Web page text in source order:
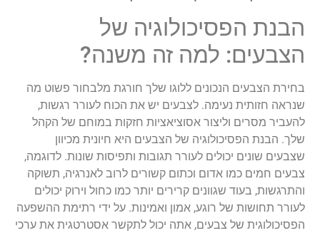
הבנת הפסיכולוגיה של
הצבעים: למה זה משנה?
בחירת הצבעים הנכונים ללוגו שלך חורגת מלבחור פשוט מה
שנראה חזותית נעימה. לצבעים יש את הכוח לעורר רגשות,
להעביר מסרים וליצור אסוציאציות חזקות במוחם של הקהל
שלך. הבנת הפסיכולוגיה של הצבעים היא חיונית מכיוון
שצבעים שונים יכולים לעורר תגובות ותפיסות שונות. לדוגמה,
צבעים חמים כמו אדום וכתום קשורים לרוב לאנרגיה, תשוקה
והתרגשות, בעוד שגוונים קרירים יותר כמו כחול וירוק יכולים
לעורר תחושות של רוגע, אמון ואמינות. על ידי רתימת ההשפעה
הפסיכולוגית של צבעים, אתה יכול לתקשר אסטרטגית את ערכי